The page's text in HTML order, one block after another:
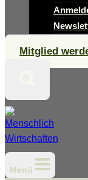
Mitglied
Menü